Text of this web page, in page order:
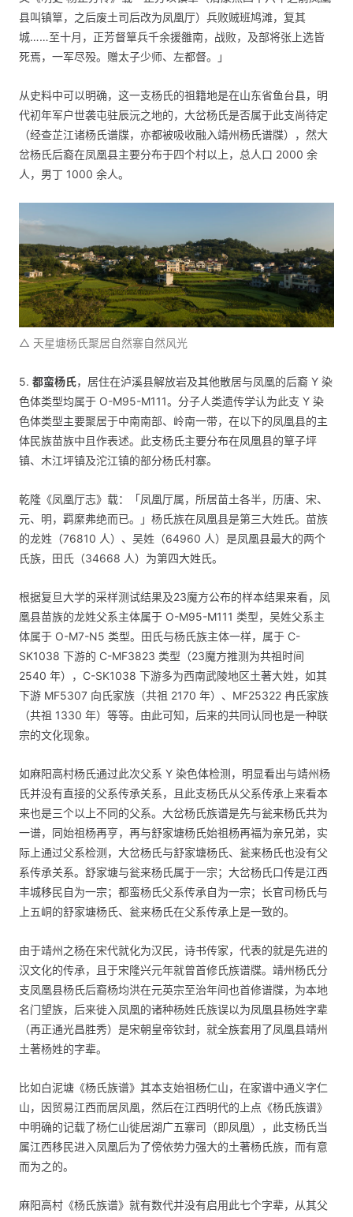
县叫镇筸，之后废土司后改为凤凰厅）兵败贼班鸠滩，复其
城……至十月，正芳督筸兵千余援雒南，战败，及部将张上选皆
死焉，一军尽殁。赠太子少师、左都督。」
从史料中可以明确，这一支杨氏的祖籍地是在山东省鱼台县，明
代初年军户世袭屯驻辰沅之地的，大岔杨氏是否属于此支尚待定
（经查芷江诸杨氏谱牒，亦都被吸收融入靖州杨氏谱牒），然大
岔杨氏后裔在凤凰县主要分布于四个村以上，总人口 2000 余
人，男丁 1000 余人。
△ 天星塘杨氏聚居自然寨自然风光
5. 都蛮杨氏，居住在泸溪县解放岩及其他散居与凤凰的后裔 Y 染
色体类型均属于 O-M95-M111。分子人类遗传学认为此支 Y 染
色体类型主要聚居于中南南部、岭南一带，在以下的凤凰县的主
体民族苗族中且作表述。此支杨氏主要分布在凤凰县的筸子坪
镇、木江坪镇及沱江镇的部分杨氏村寨。
乾隆《凤凰厅志》载：「凤凰厅属，所居苗土各半，历唐、宋、
元、明，羁縻弗绝而已。」杨氏族在凤凰县是第三大姓氏。苗族
的龙姓（76810 人）、吴姓（64960 人）是凤凰县最大的两个
氏族，田氏（34668 人）为第四大姓氏。
根据复旦大学的采样测试结果及23魔方公布的样本结果来看，凤
凰县苗族的龙姓父系主体属于 O-M95-M111 类型，吴姓父系主
体属于 O-M7-N5 类型。田氏与杨氏族主体一样，属于 C-
SK1038 下游的 C-MF3823 类型（23魔方推测为共祖时间
2540 年），C-SK1038 下游多为西南武陵地区土著大姓，如其
下游 MF5307 向氏家族（共祖 2170 年）、MF25322 冉氏家族
（共祖 1330 年）等等。由此可知，后来的共同认同也是一种联
宗的文化现象。
如麻阳高村杨氏通过此次父系 Y 染色体检测，明显看出与靖州杨
氏并没有直接的父系传承关系，且此支杨氏从父系传承上来看本
来也是三个以上不同的父系。大岔杨氏族谱是先与瓮来杨氏共为
一谱，同始祖杨再亨，再与舒家塘杨氏始祖杨再福为亲兄弟，实
际上通过父系检测，大岔杨氏与舒家塘杨氏、瓮来杨氏也没有父
系传承关系。舒家塘与瓮来杨氏属于一宗；大岔杨氏口传是江西
丰城移民自为一宗；都蛮杨氏父系传承自为一宗；长官司杨氏与
上五峒的舒家塘杨氏、瓮来杨氏在父系传承上是一致的。
由于靖州之杨在宋代就化为汉民，诗书传家，代表的就是先进的
汉文化的传承，且于宋隆兴元年就曾首修氏族谱牒。靖州杨氏分
支凤凰县杨氏后裔杨均洪在元英宗至治年间也首修谱牒，为本地
名门望族，后来徙入凤凰的诸种杨姓氏族误以为凤凰县杨姓字辈
（再正通光昌胜秀）是宋朝皇帝钦封，就全族套用了凤凰县靖州
土著杨姓的字辈。
比如白泥塘《杨氏族谱》其本支始祖杨仁山，在家谱中通义字仁
山，因贸易江西而居凤凰，然后在江西明代的上点《杨氏族谱》
中明确的记载了杨仁山徙居湖广五寨司（即凤凰），此支杨氏当
属江西移民进入凤凰后为了傍依势力强大的土著杨氏族，而有意
而为之的。
麻阳高村《杨氏族谱》就有数代并没有启用此七个字辈，从其父